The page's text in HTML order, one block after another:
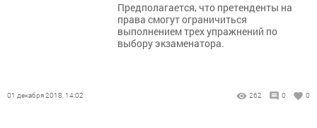
Предполагается, что претенденты на
права смогут ограничиться
выполнением трех упражнений по
выбору экзаменатора.
01 декабря 2018, 14:02 262 0 0